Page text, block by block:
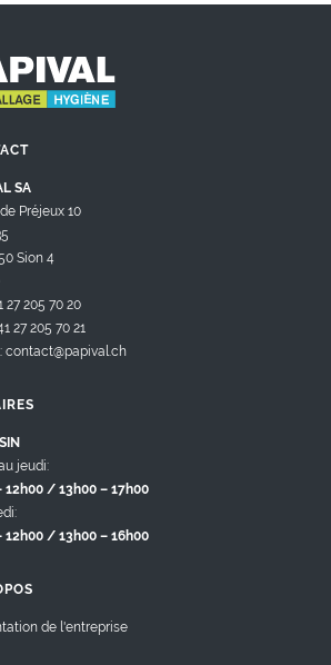
SA
Préjeux 10
Sion 4
27 205 70 20
27 205 70 21
contact@papival.ch
jeudi:
12h00 / 13h00 – 17h00
12h00 / 13h00 – 16h00
de l'entreprise